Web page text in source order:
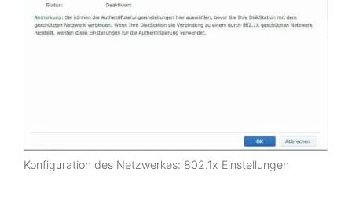
Konfiguration des Netzwerkes: 802.1x Einstellungen